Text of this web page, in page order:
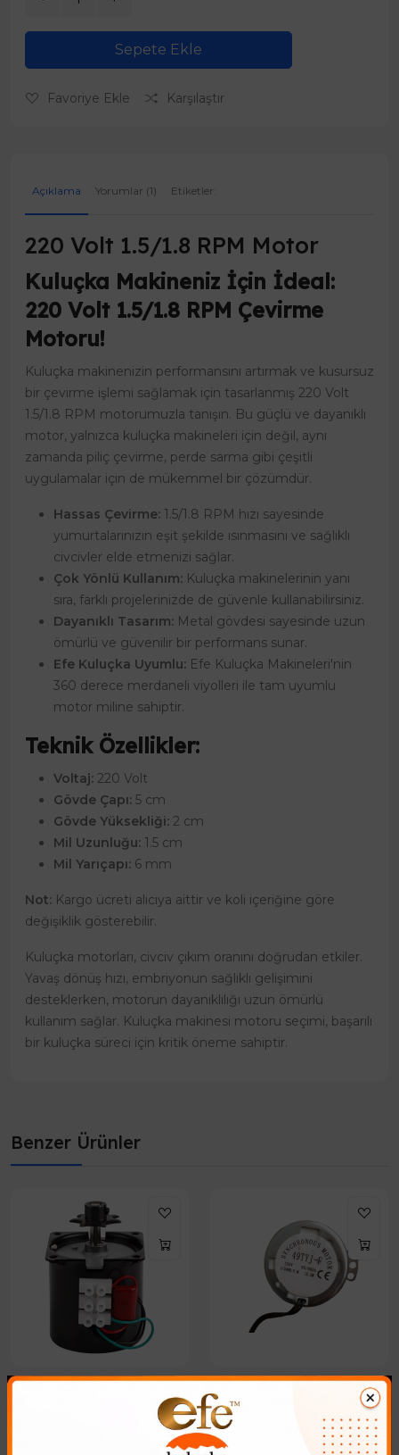
Sepete Ekle
Favoriye Ekle Karşılaştır
Açıklama Yorumlar (1) Etiketler:
220 Volt 1.5/1.8 RPM Motor
Kuluçka Makineniz İçin İdeal:
220 Volt 1.5/1.8 RPM Çevirme
Motoru!
Kuluçka makinenizin performansını artırmak ve kusursuz
bir çevirme işlemi sağlamak için tasarlanmış 220 Volt
1.5/1.8 RPM motorumuzla tanışın. Bu güçlü ve dayanıklı
motor, yalnızca kuluçka makineleri için değil, aynı
zamanda piliç çevirme, perde sarma gibi çeşitli
uygulamalar için de mükemmel bir çözümdür.
Hassas Çevirme: 1.5/1.8 RPM hızı sayesinde
yumurtalarınızın eşit şekilde ısınmasını ve sağlıklı
civcivler elde etmenizi sağlar.
Çok Yönlü Kullanım: Kuluçka makinelerinin yanı
sıra, farklı projelerinizde de güvenle kullanabilirsiniz.
Dayanıklı Tasarım: Metal gövdesi sayesinde uzun
ömürlü ve güvenilir bir performans sunar.
Efe Kuluçka Uyumlu: Efe Kuluçka Makineleri'nin
360 derece merdaneli viyolleri ile tam uyumlu
motor miline sahiptir.
Teknik Özellikler:
Voltaj: 220 Volt
Gövde Çapı: 5 cm
Gövde Yüksekliği: 2 cm
Mil Uzunluğu: 1.5 cm
Mil Yarıçapı: 6 mm
Not: Kargo ücreti alıcıya aittir ve koli içeriğine göre
değişiklik gösterebilir.
Kuluçka motorları, civciv çıkım oranını doğrudan etkiler.
Yavaş dönüş hızı, embriyonun sağlıklı gelişimini
desteklerken, motorun dayanıklılığı uzun ömürlü
kullanım sağlar. Kuluçka makinesi motoru seçimi, başarılı
bir kuluçka süreci için kritik öneme sahiptir.
Benzer Ürünler
Kuluçka Makineniz İçin İdeal: